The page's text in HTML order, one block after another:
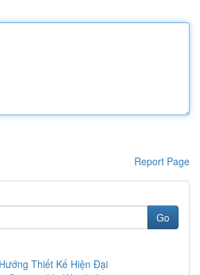
Report Page
Go
Thiết Kế Hiện Đại